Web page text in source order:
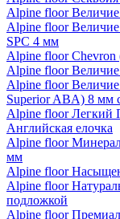
Alpine floor
Alpine floor
SPC 4 мм
Alpine floor
Alpine floor
Alpine floor
Superior ABA) 8 мм
Alpine floor Легкий
Английская елочка
Alpine floor
мм
Alpine floor
Alpine floor
подложкой
Alpine floor